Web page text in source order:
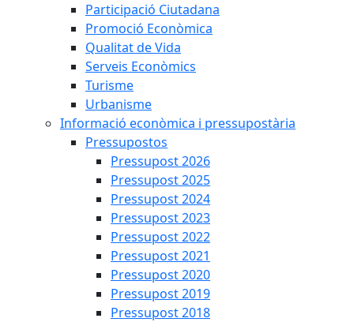
Participació Ciutadana
Promoció Econòmica
Qualitat de Vida
Serveis Econòmics
Turisme
Urbanisme
Informació econòmica i pressupostària
Pressupostos
Pressupost 2026
Pressupost 2025
Pressupost 2024
Pressupost 2023
Pressupost 2022
Pressupost 2021
Pressupost 2020
Pressupost 2019
Pressupost 2018